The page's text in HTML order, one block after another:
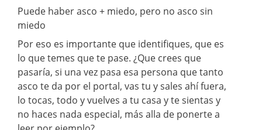
Puede haber asco + miedo, pero no asco sin
miedo
Por eso es importante que identifiques, que es
lo que temes que te pase. ¿Que crees que
pasaría, si una vez pasa esa persona que tanto
asco te da por el portal, vas tu y sales ahí fuera,
lo tocas, todo y vuelves a tu casa y te sientas y
no haces nada especial, más alla de ponerte a